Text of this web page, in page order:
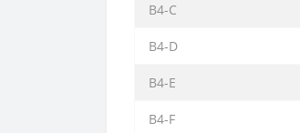
B4-C
B4-D
B4-E
B4-F